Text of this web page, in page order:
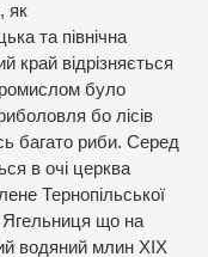
як
та північна
край відрізняється
було
бо лісів
багато риби. Серед
в очі церква
Тернопільської
Ягельниця що на
водяний млин XIX